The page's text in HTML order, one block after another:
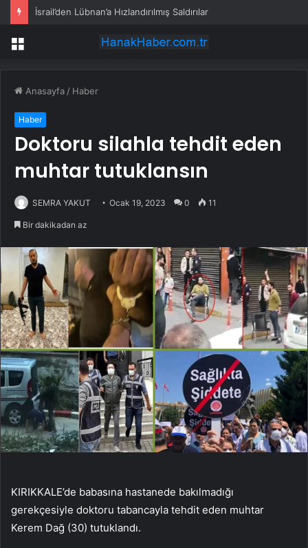
İsrail’den Lübnan’a Hızlandırılmış Saldırılar
Menü
Anasayfa / Haber
Haber
Doktoru silahla tehdit eden
muhtar tutuklansın
SEMRA YAKUT Ocak 19, 2023 0 11
Bir dakikadan az
KIRIKKALE’de babasına hastanede bakılmadığı
gerekçesiyle doktoru tabancayla tehdit eden muhtar
Kerem Dağ (30) tutuklandı.